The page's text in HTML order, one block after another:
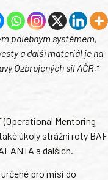
palebným systémem,
a další materiál je na
Ozbrojených sil AČR,“
Mentoring
úkoly strážní roty BAF
a dalších.
pro misi do